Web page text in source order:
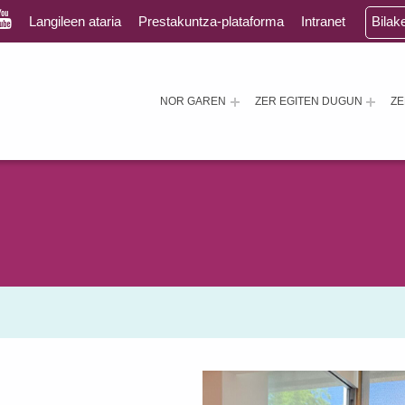
NOR GAREN ZER EGITEN DUGUN
Langileen ataria Prestakuntza-plataforma Intranet